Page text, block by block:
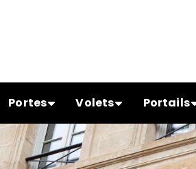
Portes Volets Portails